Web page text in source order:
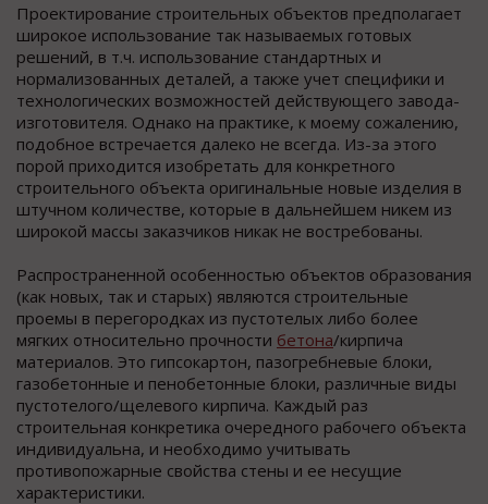
Проектирование строительных объектов предполагает
широкое использование так называемых готовых
решений, в т.ч. использование стандартных и
нормализованных деталей, а также учет специфики и
технологических возможностей действующего завода-
изготовителя. Однако на практике, к моему сожалению,
подобное встречается далеко не всегда. Из-за этого
порой приходится изобретать для конкретного
строительного объекта оригинальные новые изделия в
штучном количестве, которые в дальнейшем никем из
широкой массы заказчиков никак не востребованы.
Распространенной особенностью объектов образования
(как новых, так и старых) являются строительные
проемы в перегородках из пустотелых либо более
мягких относительно прочности бетона/кирпича
материалов. Это гипсокартон, пазогребневые блоки,
газобетонные и пенобетонные блоки, различные виды
пустотелого/щелевого кирпича. Каждый раз
строительная конкретика очередного рабочего объекта
индивидуальна, и необходимо учитывать
противопожарные свойства стены и ее несущие
характеристики.